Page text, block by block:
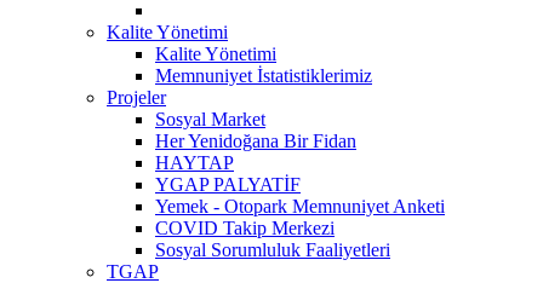
Kalite Yönetimi
Kalite Yönetimi
Memnuniyet İstatistiklerimiz
Projeler
Sosyal Market
Her Yenidoğana Bir Fidan
HAYTAP
YGAP PALYATİF
Yemek - Otopark Memnuniyet Anketi
COVID Takip Merkezi
Sosyal Sorumluluk Faaliyetleri
TGAP